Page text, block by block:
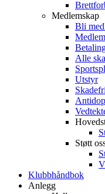
Medlemskap
Bli
Alle
Utstyr
Skadefri
Støtt
Klubbhåndbok
Anlegg